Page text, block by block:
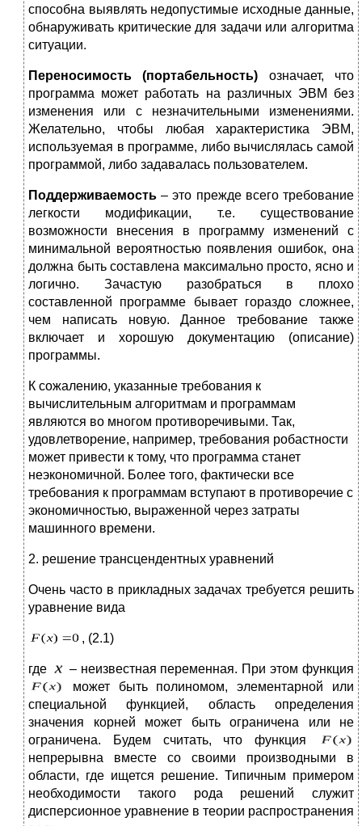
способна выявлять недопустимые исходные данные,
обнаруживать критические для задачи или алгоритма
ситуации.
Переносимость (портабельность) означает, что
программа может работать на различных ЭВМ без
изменения или с незначительными изменениями.
Желательно, чтобы любая характеристика ЭВМ,
используемая в программе, либо вычислялась самой
программой, либо задавалась пользователем.
Поддерживаемость– это прежде всего требование
легкости модификации, т.е. существование
возможности внесения в программу изменений с
минимальной вероятностью появления ошибок, она
должна быть составлена максимально просто, ясно и
логично. Зачастую разобраться в плохо
составленной программе бывает гораздо сложнее,
чем написать новую. Данное требование также
включает и хорошую документацию (описание)
программы.
К сожалению, указанные требования к
вычислительным алгоритмам и программам
являются во многом противоречивыми. Так,
удовлетворение, например, требования робастности
может привести к тому, что программа станет
неэкономичной. Более того, фактически все
требования к программам вступают в противоречие с
экономичностью, выраженной через затраты
машинного времени.
2. решение трансцендентных уравнений
Очень часто в прикладных задачах требуется решить
уравнение вида
, (2.1)
где
– неизвестная переменная. При этом функция
может быть полиномом, элементарной или
специальной функцией, область определения
значения корней может быть ограничена или не
ограничена. Будем считать, что функция
непрерывна вместе со своими производными в
области, где ищется решение. Типичным примером
необходимости такого рода решений служит
дисперсионное уравнение в теории распространения